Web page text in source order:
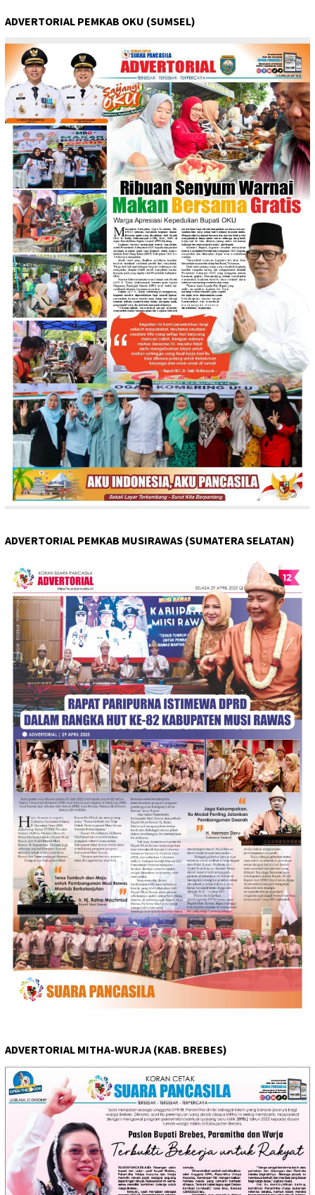
ADVERTORIAL PEMKAB OKU (SUMSEL)
ADVERTORIAL PEMKAB MUSIRAWAS (SUMATERA SELATAN)
ADVERTORIAL MITHA-WURJA (KAB. BREBES)